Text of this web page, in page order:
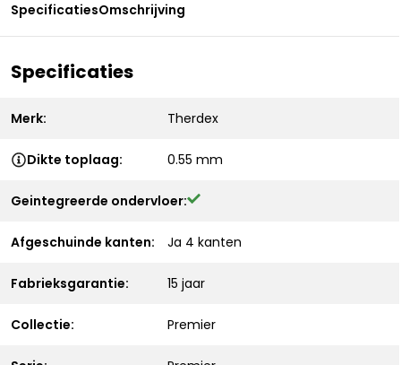
SpecificatiesOmschrijving
Specificaties
Merk: Therdex
Dikte toplaag: 0.55 mm
Geintegreerde ondervloer:
Afgeschuinde kanten: Ja 4 kanten
Fabrieksgarantie: 15 jaar
Collectie: Premier